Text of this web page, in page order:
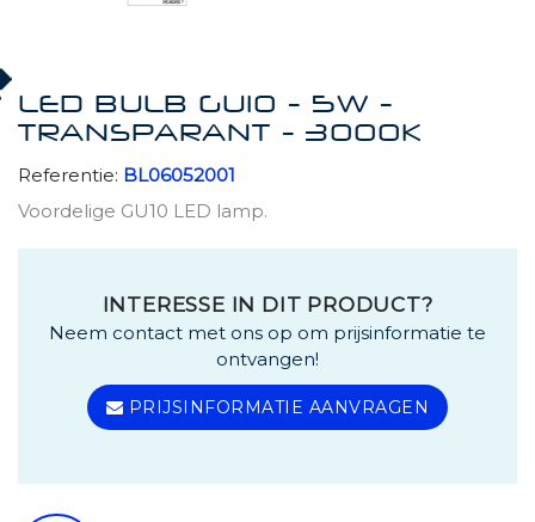
LED BULB GU10 - 5W -
TRANSPARANT - 3000K
Referentie: BL06052001
Voordelige GU10 LED lamp.
INTERESSE IN DIT PRODUCT?
Neem contact met ons op om prijsinformatie te
ontvangen!
PRIJSINFORMATIE AANVRAGEN